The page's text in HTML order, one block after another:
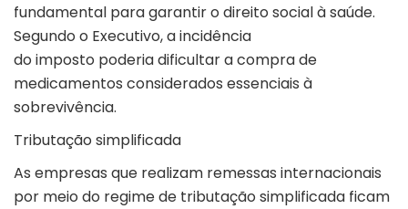
fundamental para garantir o direito social à saúde.
Segundo o Executivo, a incidência
do imposto poderia dificultar a compra de
medicamentos considerados essenciais à
sobrevivência.
Tributação simplificada
As empresas que realizam remessas internacionais
por meio do regime de tributação simplificada ficam